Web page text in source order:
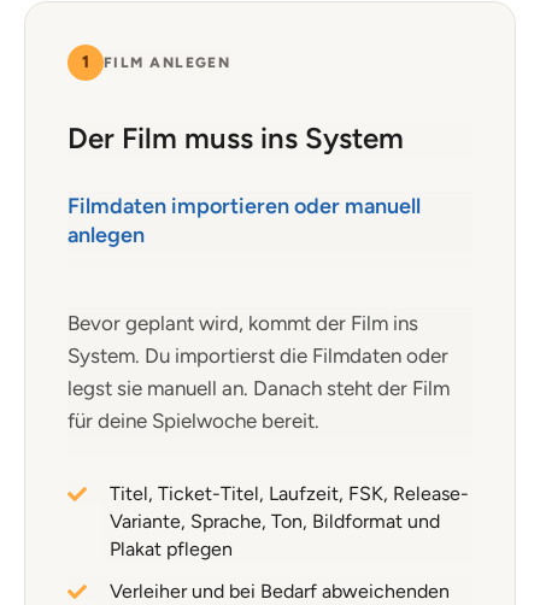
1 FILM ANLEGEN
Der Film muss ins System
Filmdaten importieren oder manuell
anlegen
Bevor geplant wird, kommt der Film ins
System. Du importierst die Filmdaten oder
legst sie manuell an. Danach steht der Film
für deine Spielwoche bereit.
Titel, Ticket-Titel, Laufzeit, FSK, Release-
Variante, Sprache, Ton, Bildformat und
Plakat pflegen
Verleiher und bei Bedarf abweichenden